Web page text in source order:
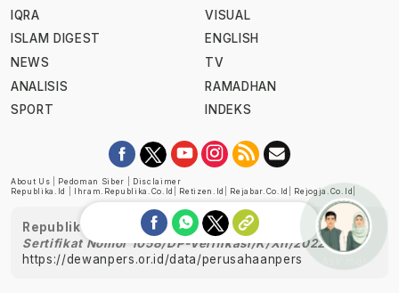
IQRA
ISLAM DIGEST
NEWS
ANALISIS
SPORT
VISUAL
ENGLISH
TV
RAMADHAN
INDEKS
About Us Pedoman Siber
Disclaimer
Republika.id
Ihram.republika.co.id Retizen.id Rejabar.co.id Rejogja.co.id
Republika telah diverifikasi oleh Dewan Pers
Sertifikat Nomor 1058/DP-Verifikasi/K/XII/2022
https://dewanpers.or.id/data/perusahaanpers